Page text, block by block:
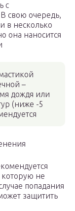
с
свою очередь,
в несколько
она наносится
–
дождя или
(ниже -5
не
попадания
защитить